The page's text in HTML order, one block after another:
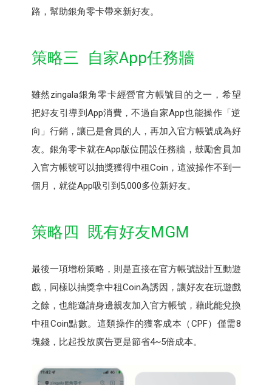
路，幫助銀角零卡帶來新好友。
策略三 自家App任務牆
雖然zingala銀角零卡經營官方帳號目的之一，希望
把好友引導到App消費，不過自家App也能操作「逆
向」行銷，讓已是會員的人，再加入官方帳號成為好
友。銀角零卡就在App版位開設任務牆，鼓勵會員加
入官方帳號可以抽獎獲得中租Coin，這波操作不到一
個月，就從App吸引到5,000多位新好友。
策略四 既有好友MGM
最後一項增粉策略，則是直接在官方帳號設計互動遊
戲，同樣以抽獎拿中租Coin為誘因，讓好友在玩遊戲
之餘，也能邀請身邊親友加入官方帳號，藉此能兌換
中租Coin點數。這類操作的獲客成本（CPF）僅需8
塊錢，比起投放廣告更是節省4~5倍成本。